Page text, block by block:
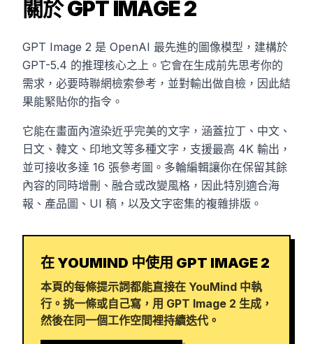
關於 GPT IMAGE 2
GPT Image 2 是 OpenAI 最先進的圖像模型，建構於
GPT-5.4 的推理核心之上。它會在生成前先思考你的
需求，必要時聯網檢索參考，並對輸出做自檢，因此結
果能緊貼你的指令。
它能在畫面內渲染近乎完美的文字，涵蓋拉丁、中文、
日文、韓文、印地文等多種文字，支援最高 4K 輸出，
並可接收多達 16 張參考圖。多輪編輯讓你在保留其餘
內容的同時增刪、融合或改變風格，因此特別適合海
報、產品圖、UI 稿，以及文字密集的複雜排版。
在 YOUMIND 中使用 GPT IMAGE 2
本頁的每條提示詞都能直接在 YouMind 中執
行。挑一條或自己寫，用 GPT Image 2 生成，
然後在同一個工作空間裡持續迭代。